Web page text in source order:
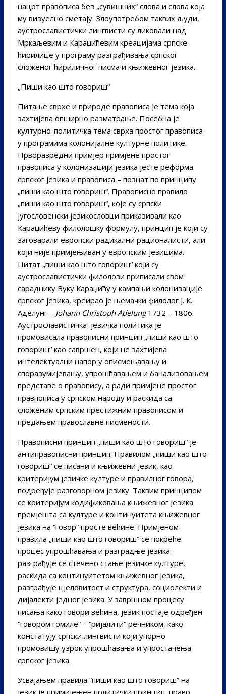
нацрт правописа без „сувишних“ слова и слова која
му визуелно сметају. Злоупотребом таквих људи,
аустрославистички лингвисти су ликовали над
Мркаљевим и Караџићевим креацијама српске
ћирилице у програму разграђивања српског
сложеног ћириличног писма и књижевног језика.
„Пиши као што говориш“
Питање сврхе и природе правописа је тема која
захтијева опширно разматрање. Посебна је
културно-политичка тема сврха простог правописа
у програмима колонијалне културне политике.
Прворазредни примјер примјене простог
правописа у колонизацији језика јесте реформа
српског језика и правописа – познат по принципу
„пиши као што говориш“. Правописно правило
„пиши као што говориш“, које су српски
југословенски језикословци приказивали као
Караџићеву филолошку формулу, принцип је који су
заговарали европски радикални рационалисти, али
који није примјењиван у европским језицима.
Цитат „пиши као што говориш“ који су
аустрославистички филолози приписали свом
сараднику Вуку Караџићу у кампањи колонизације
српског језика, креирао је њемачки филолог Ј. К.
Аделунг – Johann Christoph Adelung1732 – 1806.
Аустрославистичка језичка политика је
промовисала правописни принцип „пиши као што
говориш“ као савршен, који не захтијева
интелектуални напор у описмењавању и
споразумијевању, упрошћавањем и банализовањем
представе о правопису, а ради примјене простог
правпописа у српском народу и раскида са
сложеним српским престижним правописом и
предањем православне писмености.
Правописни принцип „пиши као што говориш“ је
антиправописни принцип. Правилом „пиши као што
говориш“ се писани и књижевни језик, као
критеријум језичке културе и правилног говора,
подређује разговорном језику. Таквим принципом
се критеријум кодификовања књижевног језика
премјешта са културе и континуитета књижевног
језика на “говор“ просте већине. Примјеном
правила „пиши као што говориш“ се покреће
процес упрошћавања и разградње језика:
разграђује се стечено стање језичке културе,
раскида са континуитетом књижевног језика,
разграђује цјеловитост и структура, социолекти и
дијалекти једног језика. У завршном процесу
писања како говори већина, језик постаје одређен
“говором гомиле“ – “ријалити“ речником, како
констатују српски лингвисти који упорно
промовишу узрок упрошћавања и упростачења
српског језика.
Усвајањем правила “пиши као што говориш“ на